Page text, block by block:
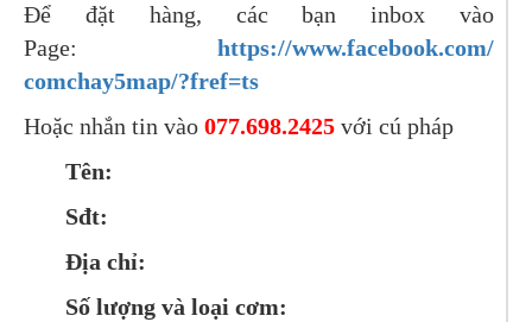
Để đặt hàng, các bạn inbox vào
Page: https://www.facebook.com/
comchay5map/?fref=ts
Hoặc nhắn tin vào 077.698.2425 với cú pháp
Tên:
Sđt:
Địa chỉ:
Số lượng và loại cơm: